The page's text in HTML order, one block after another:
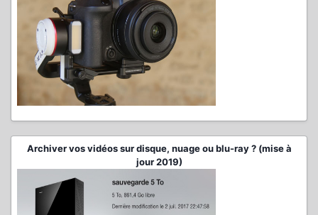
Archiver vos vidéos sur disque, nuage ou blu-ray ? (mise à
jour 2019)